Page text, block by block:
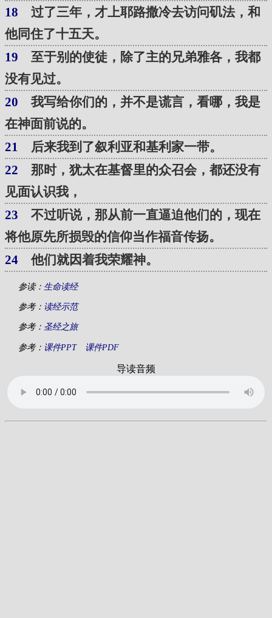
18 过了三年，才上耶路撒冷去访问矶法，和
他同住了十五天。
19 至于别的使徒，除了主的兄弟雅各，我都
没有见过。
20 我写给你们的，并不是谎言，看哪，我是
在神面前说的。
21 后来我到了叙利亚和基利家一带。
22 那时，犹太在基督里的众召会，都还没有
见面认识我，
23 不过听说，那从前一直逼迫他们的，现在
将他原先所损毁的信仰当作福音传扬。
24 他们就因着我荣耀神。
参读： 生命读经
参考： 读经示范
参考： 圣经之旅
参考： 课件PPT 课件PDF
导读音频